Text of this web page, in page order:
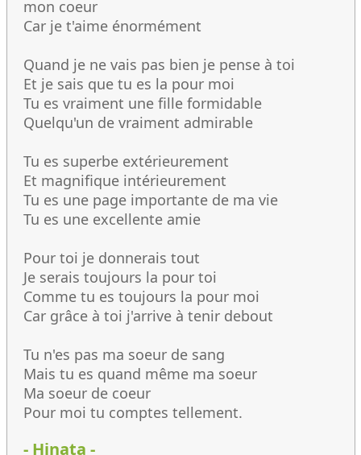
mon coeur
Car je t'aime énormément
Quand je ne vais pas bien je pense à toi
Et je sais que tu es la pour moi
Tu es vraiment une fille formidable
Quelqu'un de vraiment admirable
Tu es superbe extérieurement
Et magnifique intérieurement
Tu es une page importante de ma vie
Tu es une excellente amie
Pour toi je donnerais tout
Je serais toujours la pour toi
Comme tu es toujours la pour moi
Car grâce à toi j'arrive à tenir debout
Tu n'es pas ma soeur de sang
Mais tu es quand même ma soeur
Ma soeur de coeur
Pour moi tu comptes tellement.
- Hinata -